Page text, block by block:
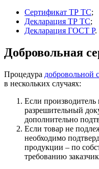
Сертификат ТР ТС;
Декларация ТР ТС;
Декларация ГОСТ Р.
Добровольная
Процедура добровольной
в нескольких случаях:
Если производитель
разрешительный
дополнительно
Если товар не
необходимо
продукции – по
требованию